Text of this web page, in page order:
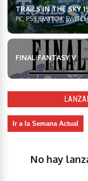
TRAILS IN THE SKY
PC, PS5, SWITCH,
FINAL FANTASY V
Ir a la Semana Actual
No hay